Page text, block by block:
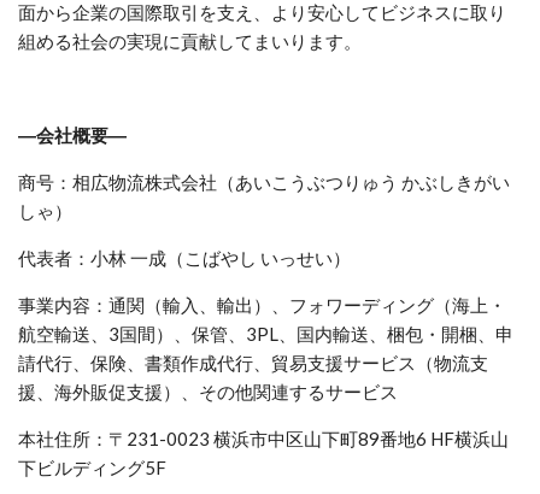
面から企業の国際取引を支え、より安心してビジネスに取り
組める社会の実現に貢献してまいります。
―会社概要―
商号：相広物流株式会社（あいこうぶつりゅう かぶしきがい
しゃ）
代表者：小林 一成（こばやし いっせい）
事業内容：通関（輸入、輸出）、フォワーディング（海上・
航空輸送、3国間）、保管、3PL、国内輸送、梱包・開梱、申
請代行、保険、書類作成代行、貿易支援サービス（物流支
援、海外販促支援）、その他関連するサービス
本社住所：〒231-0023 横浜市中区山下町89番地6 HF横浜山
下ビルディング5F